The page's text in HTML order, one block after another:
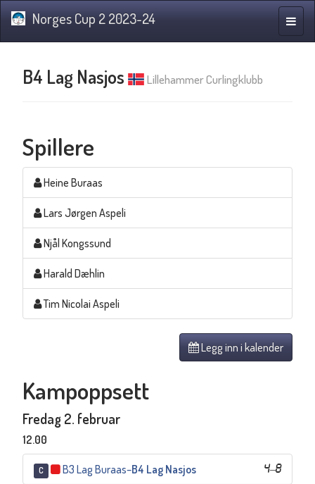
Norges Cup 2 2023-24
B4 Lag Nasjos Lillehammer Curlingklubb
Spillere
Heine Buraas
Lars Jørgen Aspeli
Njål Kongssund
Harald Dæhlin
Tim Nicolai Aspeli
Legg inn i kalender
Kampoppsett
Fredag 2. februar
12.00
C 4–8
B3 Lag Buraas–B4 Lag Nasjos